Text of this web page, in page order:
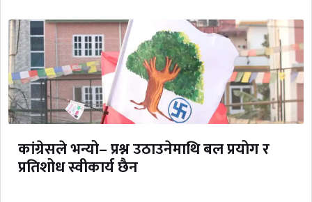
कांग्रेसले भन्यो– प्रश्न उठाउनेमाथि बल प्रयोग र
प्रतिशोध स्वीकार्य छैन